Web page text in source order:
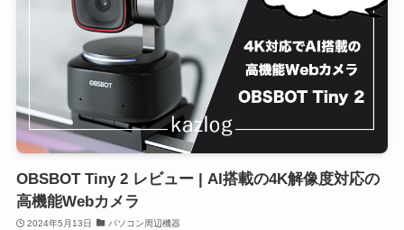
OBSBOT Tiny 2 レビュー | AI搭載の4K解像度対応の
高機能Webカメラ
2024年5月13日 パソコン周辺機器